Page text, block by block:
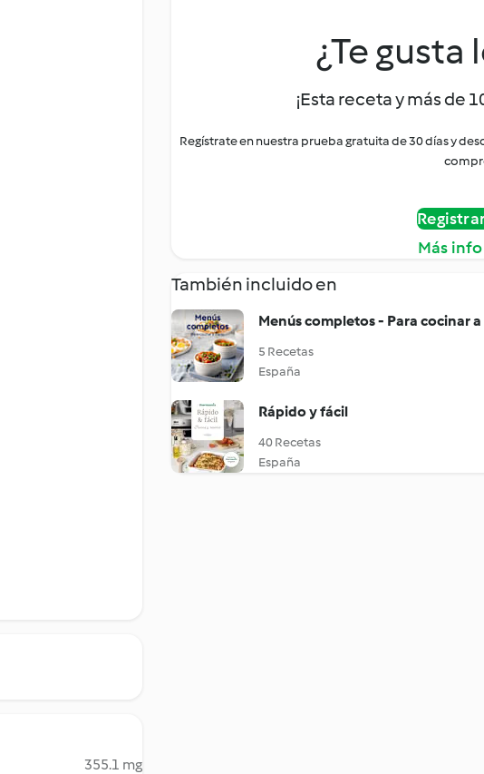
355.1 mg
¿Te gusta
¡Esta receta y más de
Regístrate en nuestra prueba gratuita de 30 días y
Más
También incluido en
Menús completos - Para cocinar
5 Recetas
España
Rápido y fácil
40 Recetas
España